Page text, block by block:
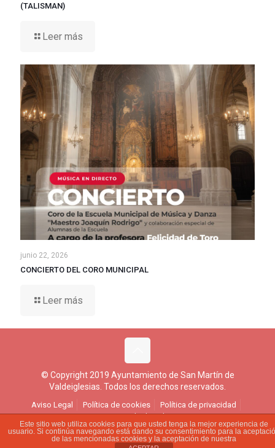
(TALISMAN)
Leer más
junio 22, 2026
CONCIERTO DEL CORO MUNICIPAL
Leer más
© Copyright 2019 Ayuntamiento de San Martín de
Valdeiglesias. Todos los derechos reservados.
Aviso Legal Política de cookies
Política de privacidad
Ejercicio de derechos
Este sitio web utiliza cookies para que usted tenga la mejor experiencia de
usuario. Si continúa navegando está dando su consentimiento para la
de las mencionadas cookies y la aceptación de nuestra